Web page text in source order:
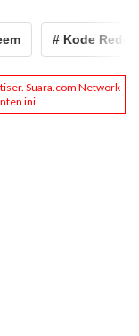
# Kode Redeem